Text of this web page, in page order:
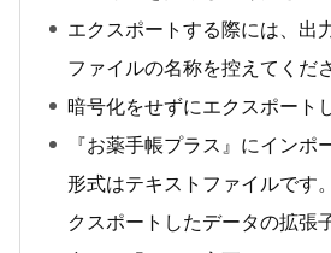
エクスポートする際には、出
ファイルの名称を控えてくださ
暗号化をせずにエクスポート
『お薬手帳プラス』にインポ
形式はテキストファイルです
クスポートしたデータの拡張